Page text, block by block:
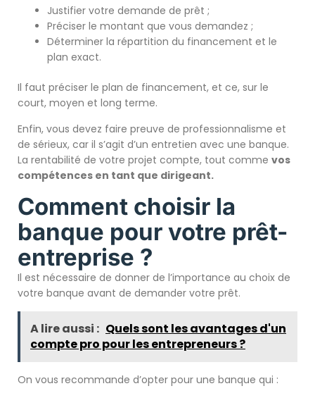
Justifier votre demande de prêt ;
Préciser le montant que vous demandez ;
Déterminer la répartition du financement et le
plan exact.
Il faut préciser le plan de financement, et ce, sur le
court, moyen et long terme.
Enfin, vous devez faire preuve de professionnalisme et
de sérieux, car il s’agit d’un entretien avec une banque.
La rentabilité de votre projet compte, tout comme vos
compétences en tant que dirigeant.
Comment choisir la
banque pour votre prêt-
entreprise ?
Il est nécessaire de donner de l’importance au choix de
votre banque avant de demander votre prêt.
A lire aussi : Quels sont les avantages d'un
compte pro pour les entrepreneurs ?
On vous recommande d’opter pour une banque qui :